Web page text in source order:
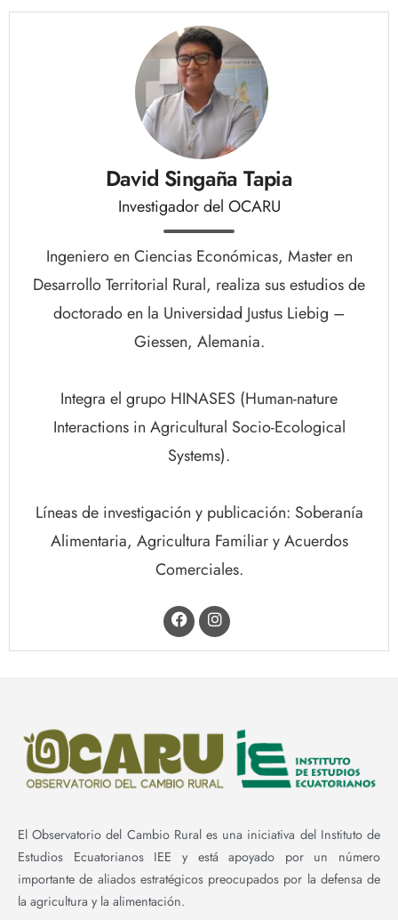
David Singaña Tapia
Investigador del OCARU
Ingeniero en Ciencias Económicas, Master en
Desarrollo Territorial Rural, realiza sus estudios de
doctorado en la Universidad Justus Liebig –
Giessen, Alemania.
Integra el grupo HINASES (Human-nature
Interactions in Agricultural Socio-Ecological
Systems).
Líneas de investigación y publicación: Soberanía
Alimentaria, Agricultura Familiar y Acuerdos
Comerciales.
El Observatorio del Cambio Rural es una iniciativa del Instituto de
Estudios Ecuatorianos IEE y está apoyado por un número
importante de aliados estratégicos preocupados por la defensa de
la agricultura y la alimentación.